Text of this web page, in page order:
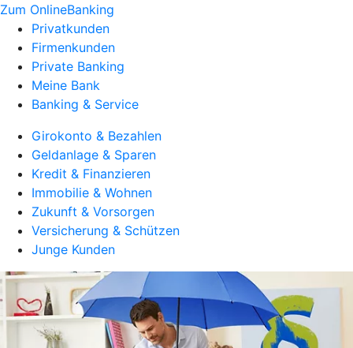
Zum OnlineBanking
Privatkunden
Firmenkunden
Private Banking
Meine Bank
Banking & Service
Girokonto & Bezahlen
Geldanlage & Sparen
Kredit & Finanzieren
Immobilie & Wohnen
Zukunft & Vorsorgen
Versicherung & Schützen
Junge Kunden